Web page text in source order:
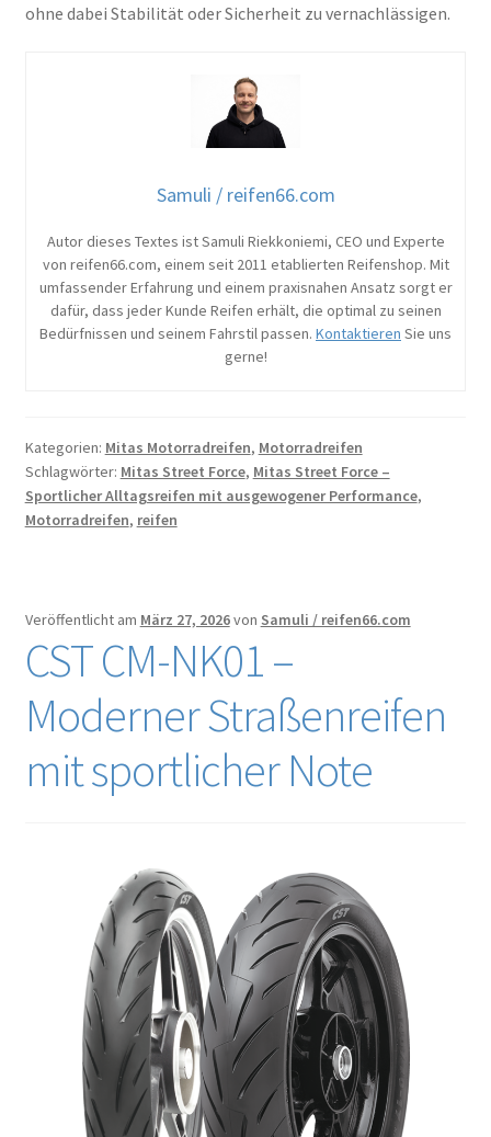
ohne dabei Stabilität oder Sicherheit zu vernachlässigen.
Samuli / reifen66.com
Autor dieses Textes ist Samuli Riekkoniemi, CEO und Experte
von reifen66.com, einem seit 2011 etablierten Reifenshop. Mit
umfassender Erfahrung und einem praxisnahen Ansatz sorgt er
dafür, dass jeder Kunde Reifen erhält, die optimal zu seinen
Bedürfnissen und seinem Fahrstil passen. Kontaktieren Sie uns
gerne!
Kategorien: Mitas Motorradreifen, Motorradreifen
Schlagwörter: Mitas Street Force, Mitas Street Force –
Sportlicher Alltagsreifen mit ausgewogener Performance,
Motorradreifen, reifen
Veröffentlicht am März 27, 2026von Samuli / reifen66.com
CST CM-NK01 –
Moderner Straßenreifen
mit sportlicher Note